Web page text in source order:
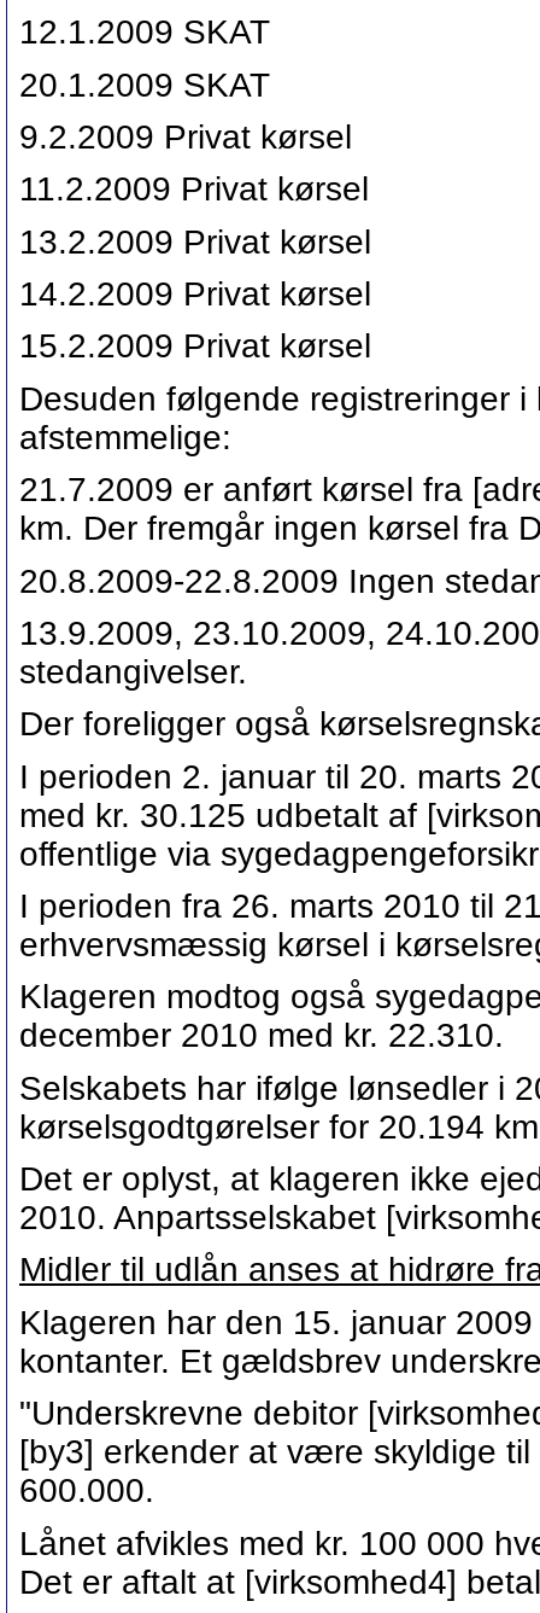
12.1.2009 SKAT
20.1.2009 SKAT
9.2.2009 Privat kørsel
11.2.2009 Privat kørsel
13.2.2009 Privat kørsel
14.2.2009 Privat kørsel
15.2.2009 Privat kørsel
Desuden følgende registreringer
afstemmelige:
21.7.2009 er anført kørsel fra
km. Der fremgår ingen kørsel fra
20.8.2009-22.8.2009 Ingen
13.9.2009, 23.10.2009,
stedangivelser.
Der foreligger også
I perioden 2. januar til 20. marts
med kr. 30.125 udbetalt af
offentlige via
I perioden fra 26. marts 2010 til
erhvervsmæssig kørsel i
Klageren modtog også
december 2010 med kr. 22.310.
Selskabets har ifølge lønsedler i
kørselsgodtgørelser for 20.194
Det er oplyst, at klageren ikke
2010. Anpartsselskabet
Midler til udlån anses at hidrøre
Klageren har den 15. januar
kontanter. Et gældsbrev
"Underskrevne debitor
[by3] erkender at være skyldige
600.000.
Lånet afvikles med kr. 100 000
Det er aftalt at [virksomhed4]